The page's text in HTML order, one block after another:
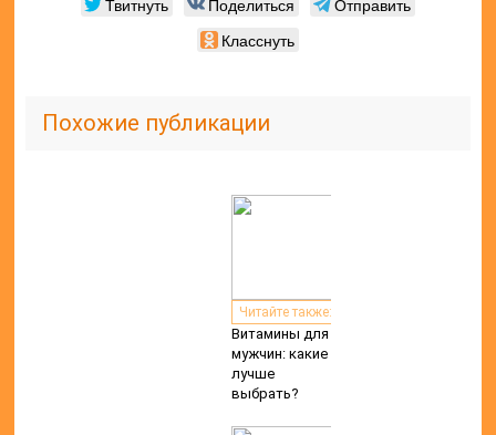
Твитнуть Поделиться
Отправить
Класснуть
Похожие публикации
Читайте также:
Витамины для
мужчин: какие
лучше
выбрать?